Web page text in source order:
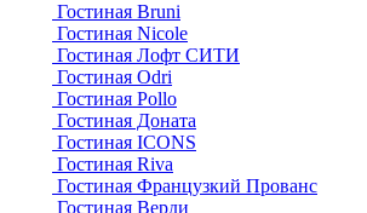
Гостиная Bruni
Гостиная Nicole
Гостиная Лофт СИТИ
Гостиная Odri
Гостиная Pollo
Гостиная Доната
Гостиная ICONS
Гостиная Riva
Гостиная Французкий Прованс
Гостиная Верди